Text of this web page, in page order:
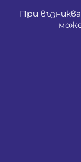
При